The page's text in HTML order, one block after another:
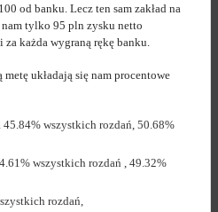
od banku. Lecz ten sam zakład na
tylko 95 pln zysku netto
każda wygraną rękę banku.
metę układają się nam procentowe
wszystkich rozdań, 50.68%
wszystkich rozdań , 49.32%
rozdań,